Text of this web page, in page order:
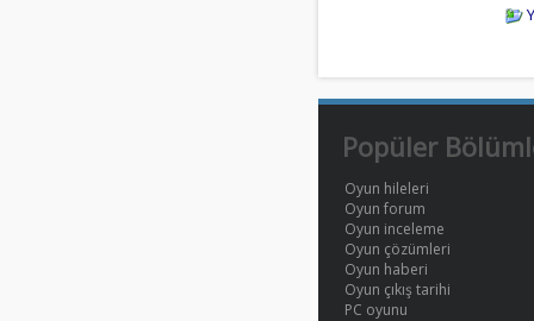
Popüler
Oyun hileleri
Oyun forum
Oyun inceleme
Oyun çözümleri
Oyun haberi
Oyun çıkış tarihi
PC oyunu